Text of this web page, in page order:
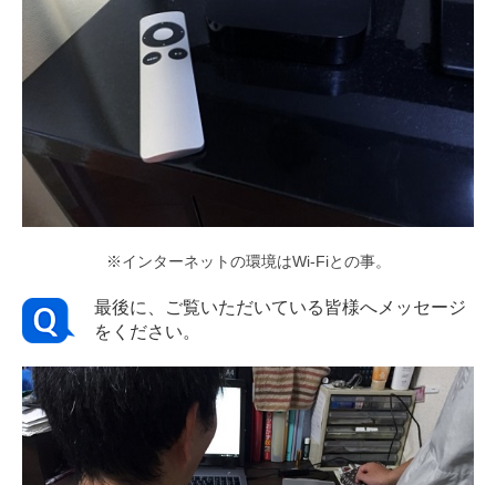
※インターネットの環境はWi-Fiとの事。
最後に、ご覧いただいている皆様へメッセージ
をください。